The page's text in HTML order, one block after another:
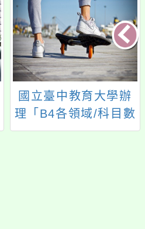
國立臺中教育大學辦
理「B4各領域/科目數
位教學工作坊-數學」